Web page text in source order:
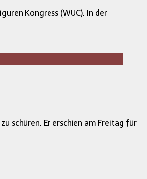
Kongress (WUC). In der
schüren. Er erschien am Freitag für